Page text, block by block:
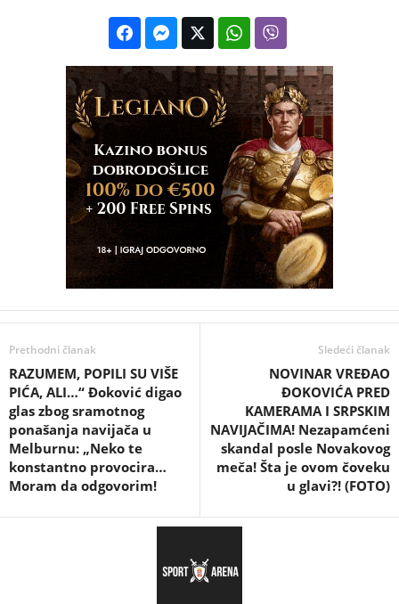
Prethodni članak
RAZUMEM, POPILI SU VIŠE
PIĆA, ALI…“ Đoković digao
glas zbog sramotnog
ponašanja navijača u
Melburnu: „Neko te
konstantno provocira…
Moram da odgovorim!
Sledeći članak
NOVINAR VREĐAO
ĐOKOVIĆA PRED
KAMERAMA I SRPSKIM
NAVIJAČIMA! Nezapamćeni
skandal posle Novakovog
meča! Šta je ovom čoveku
u glavi?! (FOTO)